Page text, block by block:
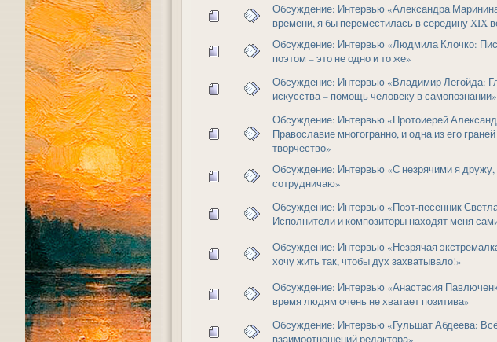
Обсуждение: Интервью «Александра
времени, я бы переместилась в середину XIX
Обсуждение: Интервью «Людмила Клочко:
поэтом – это не одно и то же»
Обсуждение: Интервью «Владимир Легойда:
искусства – помощь человеку в самопознании»
Обсуждение: Интервью «Протоиерей
Православие многогранно, и одна из его
творчество»
Обсуждение: Интервью «С незрячими я дружу,
сотрудничаю»
Обсуждение: Интервью «Поэт-песенник
Исполнители и композиторы находят меня
Обсуждение: Интервью «Незрячая
хочу жить так, чтобы дух захватывало!»
Обсуждение: Интервью «Анастасия
время людям очень не хватает позитива»
Обсуждение: Интервью «Гульшат Абдеева:
взаимоотношений редактора»